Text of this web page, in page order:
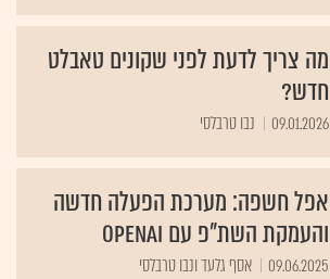
מה צריך לדעת לפני שקונים טאבלט
חדש?
09.01.2026 נבו טרבלסי
אפל חשפה: מערכת הפעלה חדשה
והעמקת השת"פ עם OpenAI
09.06.2025 אסף גלעד ונבו טרבלסי